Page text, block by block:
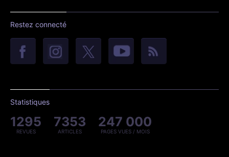
Restez connecté
Statistiques
1295
REVUES
7353
ARTICLES
247 000
PAGES VUES / MOIS